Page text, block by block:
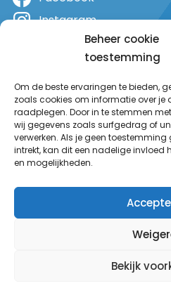
Beheer cookie
toestemming
Om de beste ervaringen te bieden,
zoals cookies om informatie over
raadplegen. Door in te stemmen
wij gegevens zoals surfgedrag of
verwerken. Als je geen
intrekt, kan dit een nadelige invloed
en mogelijkheden.
Bekijk
Instagram
YouTube